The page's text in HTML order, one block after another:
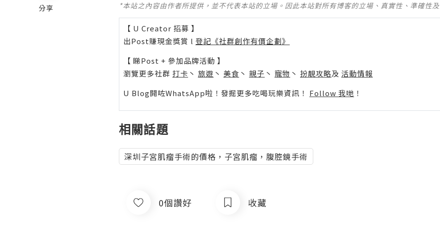
分享 *本站之內容由作者所提供，並不代表本站的立場。因此本站對所有博客的立場、真實性、準確性
【 U Creator 招募 】
出Post賺現金獎賞 l 登記《社群創作有價企劃》
【 睇Post + 參加品牌活動 】
瀏覽更多社群 打卡 丶 旅遊 丶 美食 丶 親子 丶 寵物 丶 扮靚攻略及 活動情報
U Blog開咗WhatsApp啦！發掘更多吃喝玩樂資訊！ Follow 我哋 ！
相關話題
深圳子宮肌瘤手術的價格，子宮肌瘤，腹腔鏡手術
0個讚好 收藏